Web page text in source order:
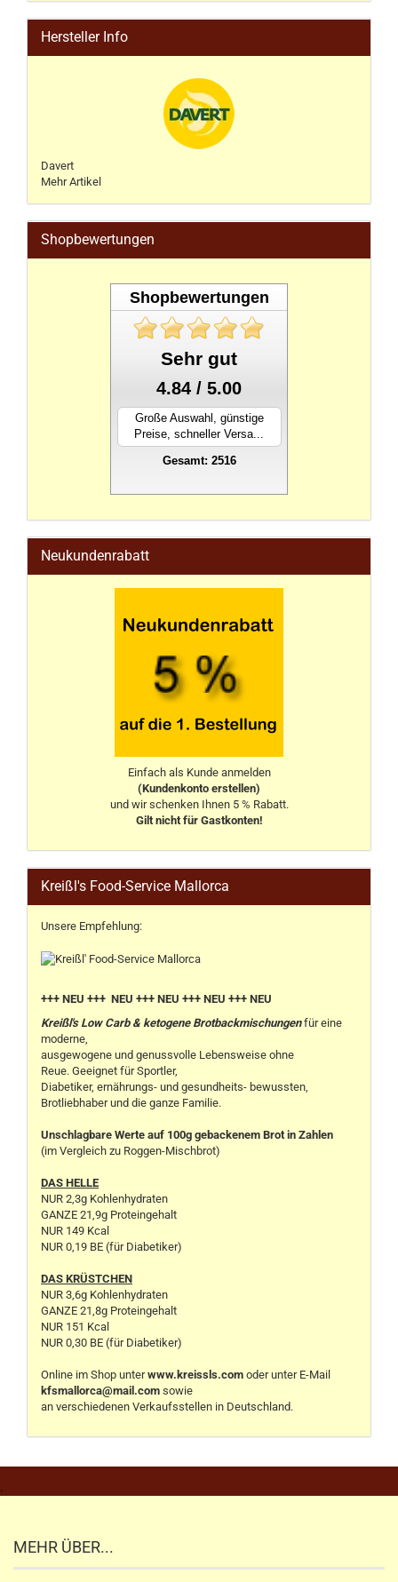
Hersteller Info
Davert
Mehr Artikel
Shopbewertungen
Shopbewertungen
Sehr gut
4.84 / 5.00
Große Auswahl, günstige
Preise, schneller Versa...
Gesamt: 2516
Neukundenrabatt
Einfach als Kunde anmelden
(Kundenkonto erstellen)
und wir schenken Ihnen 5 % Rabatt.
Gilt nicht für Gastkonten!
Kreißl's Food-Service Mallorca
Unsere Empfehlung:
+++ NEU +++ NEU +++ NEU +++ NEU +++ NEU
Kreißl's Low Carb & ketogene Brotbackmischungenfür eine
moderne,
ausgewogene und genussvolle Lebensweise ohne
Reue. Geeignet für Sportler,
Diabetiker, ernährungs- und gesundheits- bewussten,
Brotliebhaber und die ganze Familie.
Unschlagbare Werte auf 100g gebackenem Brot in Zahlen
(im Vergleich zu Roggen-Mischbrot)
DAS HELLE
NUR 2,3g Kohlenhydraten
GANZE 21,9g Proteingehalt
NUR 149 Kcal
NUR 0,19 BE (für Diabetiker)
DAS KRÜSTCHEN
NUR 3,6g Kohlenhydraten
GANZE 21,8g Proteingehalt
NUR 151 Kcal
NUR 0,30 BE (für Diabetiker)
Online im Shop unterwww.kreissls.com oder unter E-Mail
kfsmallorca@mail.com sowie
an verschiedenen Verkaufsstellen in Deutschland.
.
MEHR ÜBER...